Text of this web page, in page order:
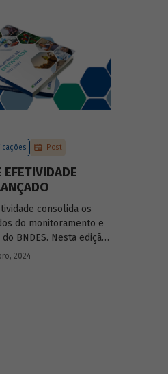
e do fomento
energética, à
investimentos de
Post
EFETIVIDADE
consolida os
do monitoramento e
BNDES. Nesta edição,
desempenho
2024